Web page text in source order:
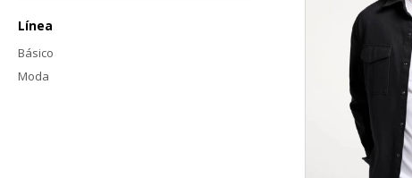
Línea
Básico
Moda